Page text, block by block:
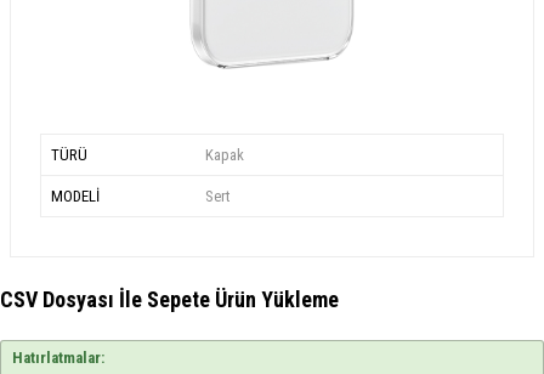
TÜRÜ Kapak
MODELİ Sert
CSV Dosyası İle Sepete Ürün Yükleme
Hatırlatmalar: